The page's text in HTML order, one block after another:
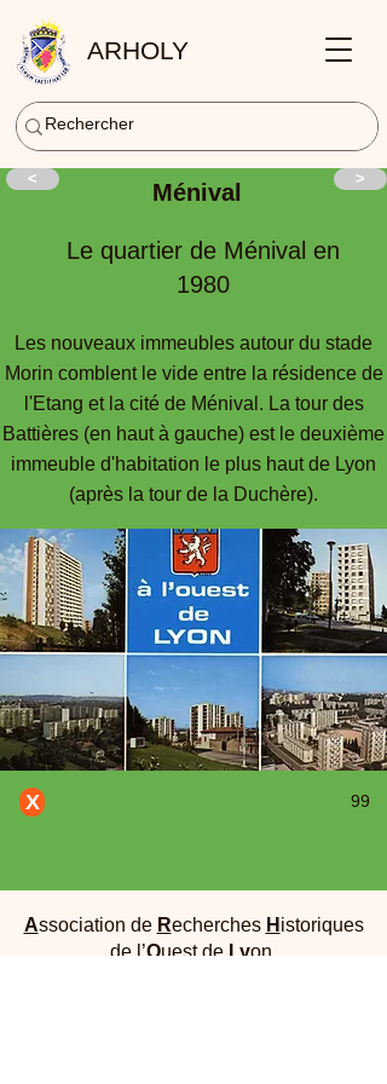
ARHOLY
<
Ménival
>
Le quartier de Ménival en
1980
Les nouveaux immeubles autour du stade
Morin comblent le vide entre la résidence de
l'Etang et la cité de Ménival. La tour des
Battières (en haut à gauche) est le deuxième
immeuble d'habitation le plus haut de Lyon
(après la tour de la Duchère).
X 99
Association de Recherches H istoriques
de l’Ouest de Lyon